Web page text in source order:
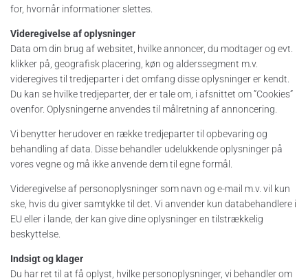
for, hvornår informationer slettes.
Videregivelse af oplysninger
Data om din brug af websitet, hvilke annoncer, du modtager og evt.
klikker på, geografisk placering, køn og alderssegment m.v.
videregives til tredjeparter i det omfang disse oplysninger er kendt.
Du kan se hvilke tredjeparter, der er tale om, i afsnittet om ”Cookies”
ovenfor. Oplysningerne anvendes til målretning af annoncering.
Vi benytter herudover en række tredjeparter til opbevaring og
behandling af data. Disse behandler udelukkende oplysninger på
vores vegne og må ikke anvende dem til egne formål.
Videregivelse af personoplysninger som navn og e-mail m.v. vil kun
ske, hvis du giver samtykke til det. Vi anvender kun databehandlere i
EU eller i lande, der kan give dine oplysninger en tilstrækkelig
beskyttelse.
Indsigt og klager
Du har ret til at få oplyst, hvilke personoplysninger, vi behandler om